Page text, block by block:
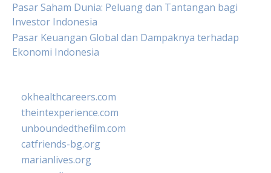
Pasar Saham Dunia: Peluang dan Tantangan bagi
Investor Indonesia
Pasar Keuangan Global dan Dampaknya terhadap
Ekonomi Indonesia
okhealthcareers.com
theintexperience.com
unboundedthefilm.com
catfriends-bg.org
marianlives.org